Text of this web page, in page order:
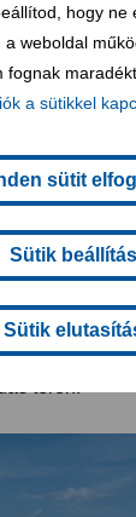
hogy ne
weboldal
fognak
a sütikkel
sütit
Sütik
Sütik
a
saját
valamint a